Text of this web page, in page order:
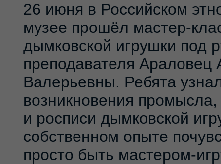
26 июня в Российском
музее прошёл мастер-
дымковской игрушки под
преподавателя Араловец
Валерьевны. Ребята
возникновения
и росписи дымковской
собственном опыте
просто быть мастером-